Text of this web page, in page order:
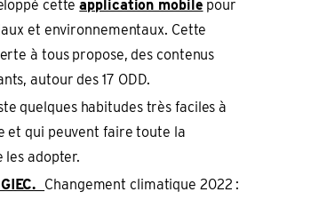
cetteapplication mobile pour
et environnementaux. Cette
à tous propose, des contenus
autour des 17 ODD.
quelques habitudes très faciles à
et qui peuvent faire toute la
les adopter.
Changement climatique 2022 :